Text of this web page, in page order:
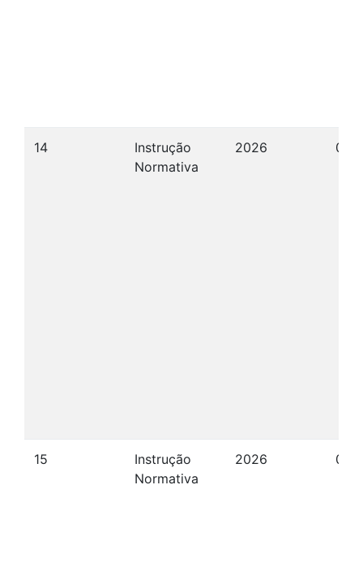
14
Instrução
Normativa
2026 08/
15
Instrução
Normativa
2026 09/